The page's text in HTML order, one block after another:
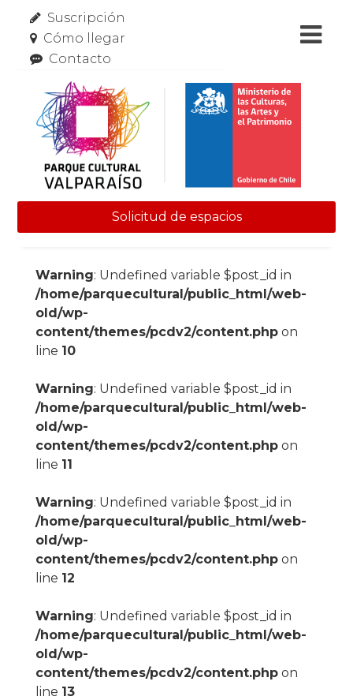
Suscripción
Cómo llegar
Contacto
Solicitud de espacios
Warning: Undefined variable $post_id in
/home/parquecultural/public_html/web-
old/wp-
content/themes/pcdv2/content.phpon
line 10
Warning: Undefined variable $post_id in
/home/parquecultural/public_html/web-
old/wp-
content/themes/pcdv2/content.phpon
line 11
Warning: Undefined variable $post_id in
/home/parquecultural/public_html/web-
old/wp-
content/themes/pcdv2/content.phpon
line 12
Warning: Undefined variable $post_id in
/home/parquecultural/public_html/web-
old/wp-
content/themes/pcdv2/content.phpon
line 13